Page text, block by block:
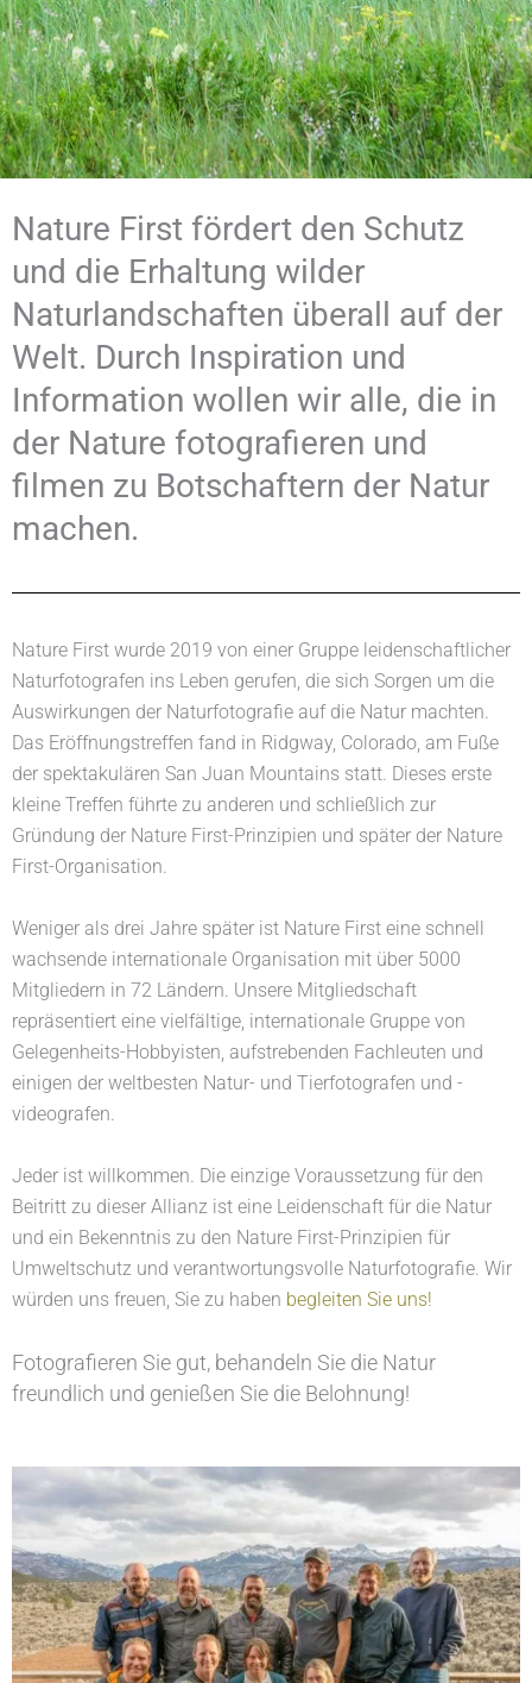
Nature First fördert den Schutz
und die Erhaltung wilder
Naturlandschaften überall auf der
Welt. Durch Inspiration und
Information wollen wir alle, die in
der Nature fotografieren und
filmen zu Botschaftern der Natur
machen.
Nature First wurde 2019 von einer Gruppe leidenschaftlicher
Naturfotografen ins Leben gerufen, die sich Sorgen um die
Auswirkungen der Naturfotografie auf die Natur machten.
Das Eröffnungstreffen fand in Ridgway, Colorado, am Fuße
der spektakulären San Juan Mountains statt. Dieses erste
kleine Treffen führte zu anderen und schließlich zur
Gründung der Nature First-Prinzipien und später der Nature
First-Organisation.
Weniger als drei Jahre später ist Nature First eine schnell
wachsende internationale Organisation mit über 5000
Mitgliedern in 72 Ländern. Unsere Mitgliedschaft
repräsentiert eine vielfältige, internationale Gruppe von
Gelegenheits-Hobbyisten, aufstrebenden Fachleuten und
einigen der weltbesten Natur- und Tierfotografen und -
videografen.
Jeder ist willkommen. Die einzige Voraussetzung für den
Beitritt zu dieser Allianz ist eine Leidenschaft für die Natur
und ein Bekenntnis zu den Nature First-Prinzipien für
Umweltschutz und verantwortungsvolle Naturfotografie. Wir
würden uns freuen, Sie zu haben begleiten Sie uns!
Fotografieren Sie gut, behandeln Sie die Natur
freundlich und genießen Sie die Belohnung!